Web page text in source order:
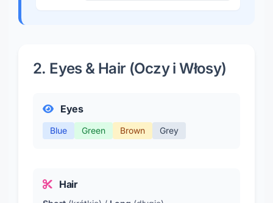
2. Eyes & Hair (Oczy i Włosy)
Eyes
Blue Green Brown Grey
Hair